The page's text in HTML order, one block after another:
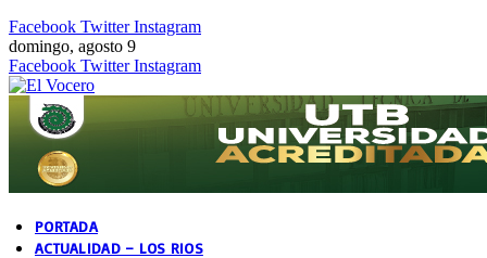
Facebook Twitter Instagram
domingo, agosto 9
Facebook Twitter Instagram
PORTADA
ACTUALIDAD – LOS RIOS